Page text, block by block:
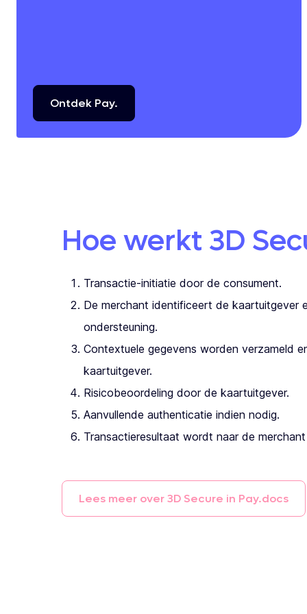
Ontdek Pay.
Hoe werkt 3D
Transactie-initiatie door de consument.
De merchant identificeert de kaartuitgever
ondersteuning.
Contextuele gegevens worden verzameld
kaartuitgever.
Risicobeoordeling door de kaartuitgever.
Aanvullende authenticatie indien nodig.
Transactieresultaat wordt naar de
Lees meer over3D Secure in Pay.docs